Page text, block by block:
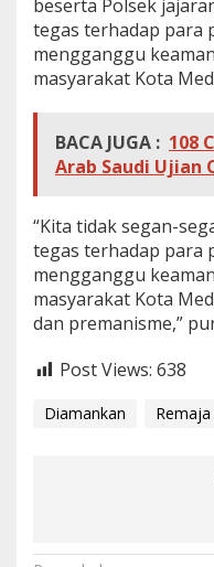
beserta Polsek
tegas terhadap para
mengganggu
masyarakat Kota
BACA JUGA : 108
Arab Saudi Ujian
“Kita tidak segan-
tegas terhadap para
mengganggu
masyarakat Kota
dan premanisme,”
Post Views: 638
Diamankan